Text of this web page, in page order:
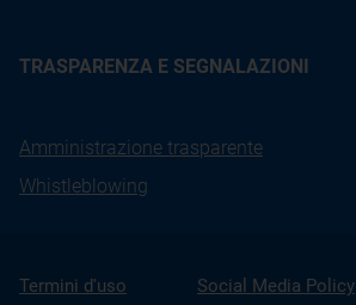
TRASPARENZA E SEGNALAZIONI
Amministrazione trasparente
Whistleblowing
Termini d'uso Social Media Policy